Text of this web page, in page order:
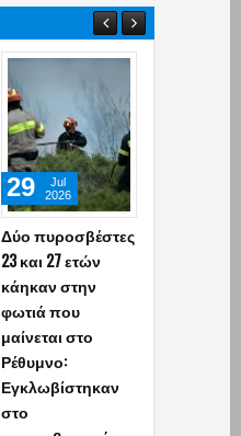
Δύο πυροσβέστες
23 και 27 ετών
κάηκαν στην
φωτιά που
μαίνεται στο
Ρέθυμνο:
Εγκλωβίστηκαν
στο
29
Jul
2026